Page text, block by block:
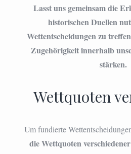
Lasst uns gemeinsam die
historischen Duellen
Wettentscheidungen zu
Zugehörigkeit innerhalb
stärken.
Wettquoten
Um fundierte
die Wettquoten